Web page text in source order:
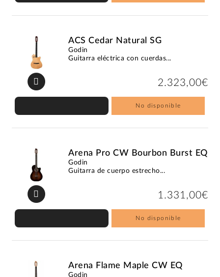
ACS Cedar Natural SG
Godin
Guitarra eléctrica con cuerdas...
2.323,00€
No disponible
Arena Pro CW Bourbon Burst EQ
Godin
Guitarra de cuerpo estrecho...
1.331,00€
No disponible
Arena Flame Maple CW EQ
Godin